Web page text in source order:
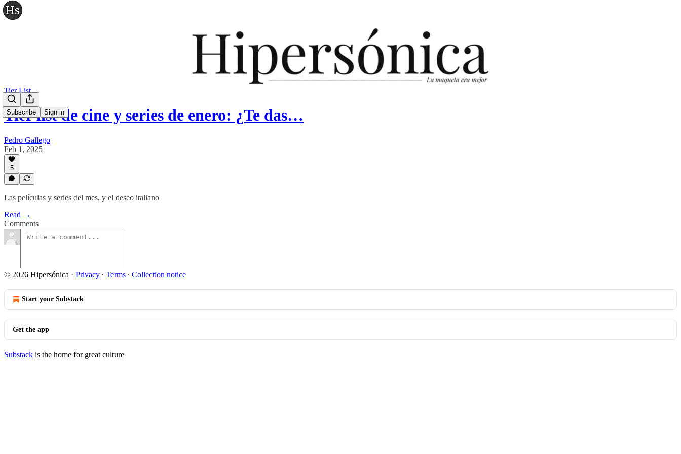
Subscribe Sign in
Tier List
Tier list de cine y series de enero: ¿Te das…
Pedro Gallego
Feb 1, 2025
5
Las películas y series del mes, y el deseo italiano
Read →
Comments
© 2026 Hipersónica · Privacy ∙ Terms ∙ Collection notice
Start your Substack
Get the app
Substack is the home for great culture